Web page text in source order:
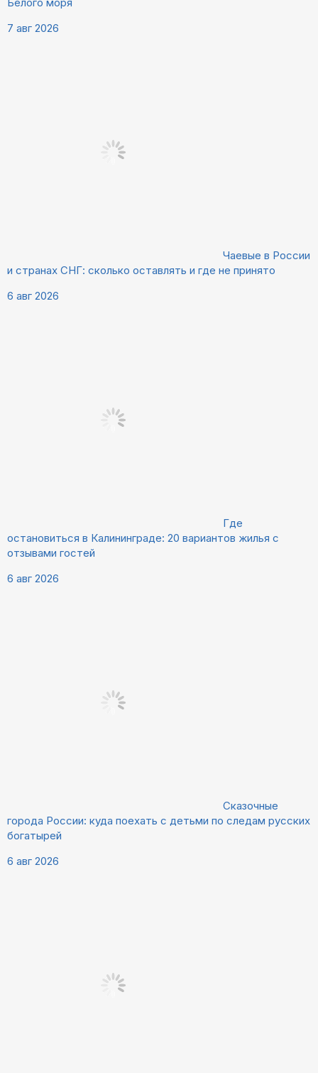
Белого моря
7 авг 2026
Чаевые в России
и странах СНГ: сколько оставлять и где не принято
6 авг 2026
Где
остановиться в Калининграде: 20 вариантов жилья с
отзывами гостей
6 авг 2026
Сказочные
города России: куда поехать с детьми по следам русских
богатырей
6 авг 2026